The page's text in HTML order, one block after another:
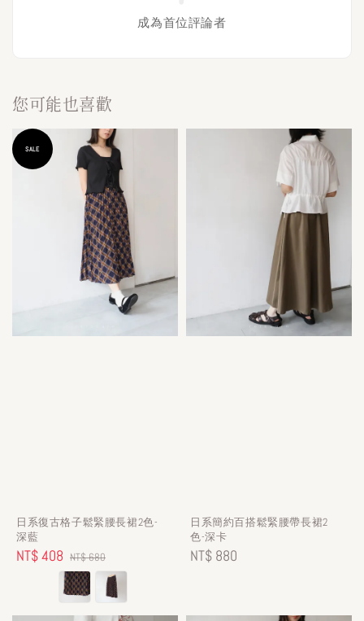
成為首位評論者
您可能也喜歡
SALE
日系復古格子鬆緊腰長裙2色-
深藍
Sale
NT$ 408 Regular
price
NT$ 680
日系簡約百搭鬆緊腰帶長裙2
色-深卡
Regular
NT$ 880